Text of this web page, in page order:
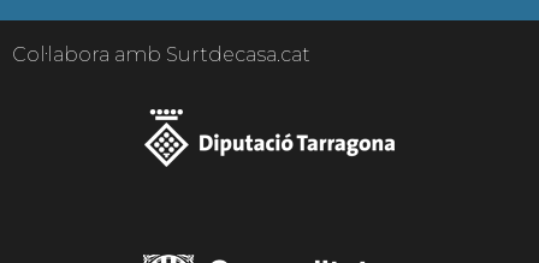
Col·labora amb Surtdecasa.cat